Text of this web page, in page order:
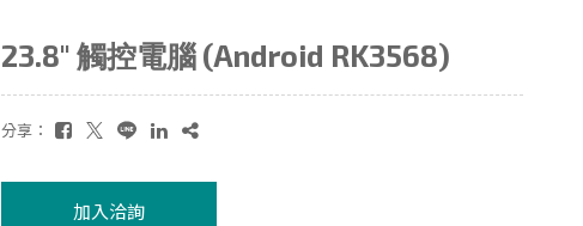
23.8" 觸控電腦 (Android RK3568)
分享：
加入洽詢